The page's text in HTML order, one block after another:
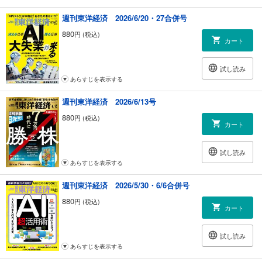
週刊東洋経済 2026/6/20・27合併号
880円 (税込)
カート
試し読み
あらすじを表示する
週刊東洋経済 2026/6/13号
880円 (税込)
カート
試し読み
あらすじを表示する
週刊東洋経済 2026/5/30・6/6合併号
880円 (税込)
カート
試し読み
あらすじを表示する